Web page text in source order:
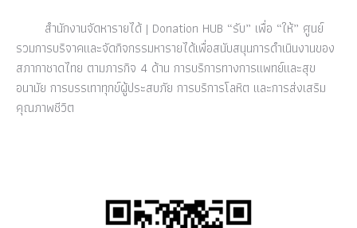
สำนักงานจัดหารายได้ | Donation HUB “รับ” เพื่อ “ให้” ศูนย์
รวมการบริจาคและจัดกิจกรรมหารายได้เพื่อสนับสนุนการดำเนินงานของ
สภากาชาดไทย ตามภารกิจ 4 ด้าน การบริการทางการแพทย์และสุข
อนามัย การบรรเทาทุกข์ผู้ประสบภัย การบริการโลหิต และการส่งเสริม
คุณภาพชีวิต